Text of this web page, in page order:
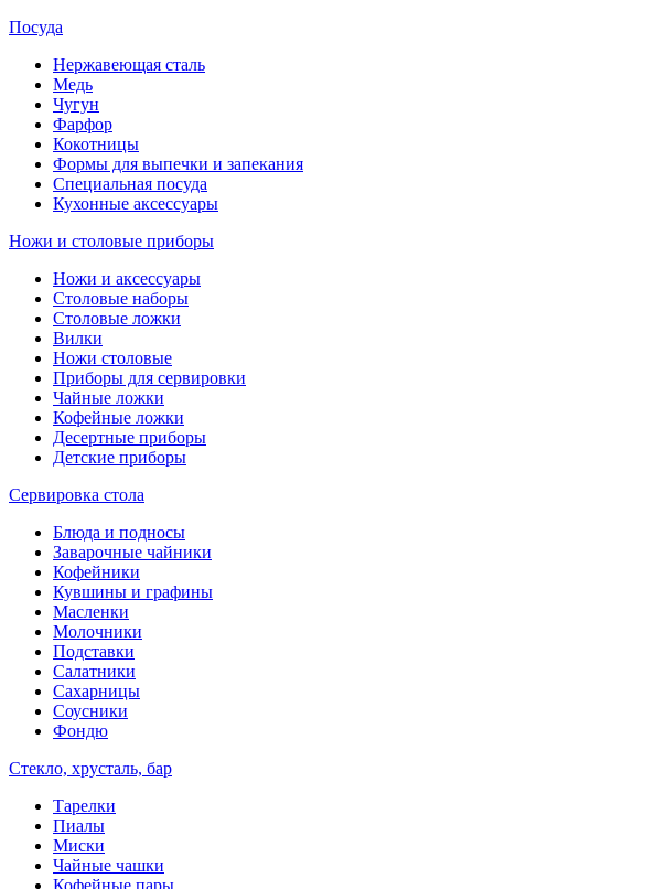
Посуда
Нержавеющая сталь
Медь
Чугун
Фарфор
Кокотницы
Формы для выпечки и запекания
Специальная посуда
Кухонные аксессуары
Ножи и столовые приборы
Ножи и аксессуары
Столовые наборы
Столовые ложки
Вилки
Ножи столовые
Приборы для сервировки
Чайные ложки
Кофейные ложки
Десертные приборы
Детские приборы
Сервировка стола
Блюда и подносы
Заварочные чайники
Кофейники
Кувшины и графины
Масленки
Молочники
Подставки
Салатники
Сахарницы
Соусники
Фондю
Стекло, хрусталь, бар
Тарелки
Пиалы
Миски
Чайные чашки
Кофейные пары